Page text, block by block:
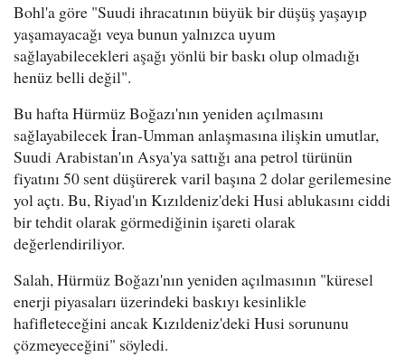
Bohl'a göre "Suudi ihracatının büyük bir düşüş yaşayıp
yaşamayacağı veya bunun yalnızca uyum
sağlayabilecekleri aşağı yönlü bir baskı olup olmadığı
henüz belli değil".
Bu hafta Hürmüz Boğazı'nın yeniden açılmasını
sağlayabilecek İran-Umman anlaşmasına ilişkin umutlar,
Suudi Arabistan'ın Asya'ya sattığı ana petrol türünün
fiyatını 50 sent düşürerek varil başına 2 dolar gerilemesine
yol açtı. Bu, Riyad'ın Kızıldeniz'deki Husi ablukasını ciddi
bir tehdit olarak görmediğinin işareti olarak
değerlendiriliyor.
Salah, Hürmüz Boğazı'nın yeniden açılmasının "küresel
enerji piyasaları üzerindeki baskıyı kesinlikle
hafifleteceğini ancak Kızıldeniz'deki Husi sorununu
çözmeyeceğini" söyledi.